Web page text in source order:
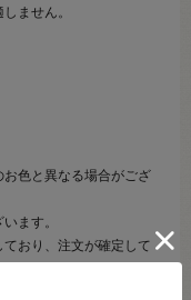
ません。
お色と異なる場合がござ
ます。
ており、注文が確定して